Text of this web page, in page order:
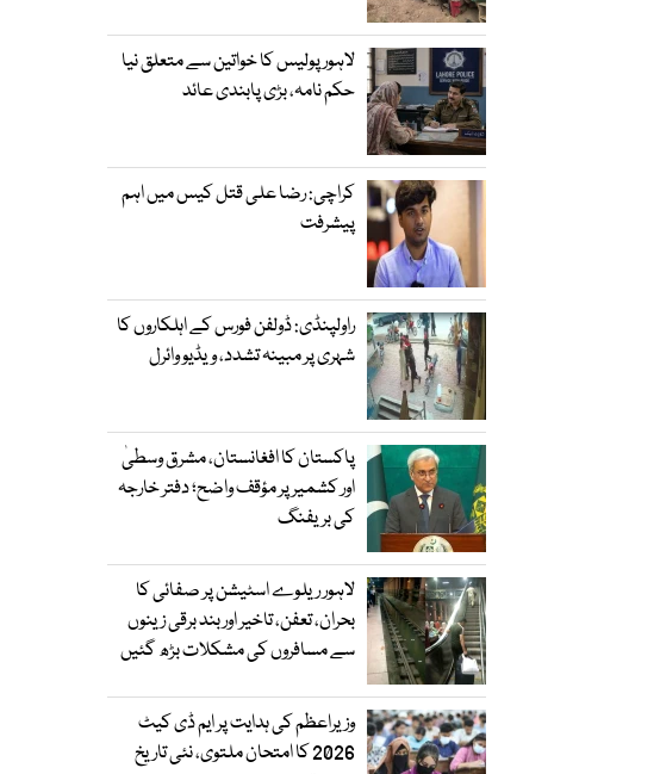
لاہور پولیس کا خواتین سے متعلق نیا
حکم نامہ، بڑی پابندی عائد
کراچی: رضا علی قتل کیس میں اہم
پیشرفت
راولپنڈی: ڈولفن فورس کے اہلکاروں کا
شہری پر مبینہ تشدد، ویڈیو وائرل
پاکستان کا افغانستان، مشرق وسطیٰ
اور کشمیر پر مؤقف واضح؛ دفتر خارجہ
کی بریفنگ
لاہور ریلوے اسٹیشن پر صفائی کا
بحران، تعفن، تاخیر اور بند برقی زینوں
سے مسافروں کی مشکلات بڑھ گئیں
وزیراعظم کی ہدایت پر ایم ڈی کیٹ
2026 کا امتحان ملتوی، نئی تاریخ